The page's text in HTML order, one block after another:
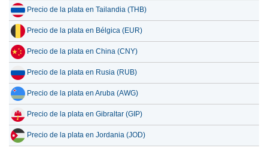
Precio de la plata en Tailandia (THB)
Precio de la plata en Bélgica (EUR)
Precio de la plata en China (CNY)
Precio de la plata en Rusia (RUB)
Precio de la plata en Aruba (AWG)
Precio de la plata en Gibraltar (GIP)
Precio de la plata en Jordania (JOD)